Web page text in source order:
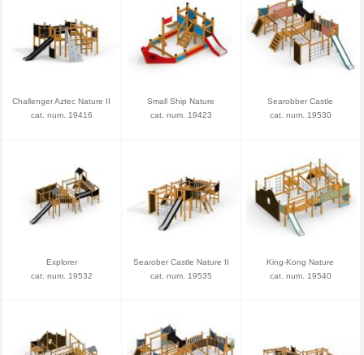
Challenger Aztec Nature II
cat. num. 19416
Small Ship Nature
cat. num. 19423
Searobber Castle
cat. num. 19530
Explorer
cat. num. 19532
Searober Castle Nature II
cat. num. 19535
King-Kong Nature
cat. num. 19540